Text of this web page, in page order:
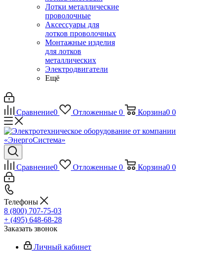
Лотки металлические
проволочные
Аксессуары для
лотков проволочных
Монтажные изделия
для лотков
металлических
Электродвигатели
Ещё
Сравнение0 Отложенные 0 Корзина0 0
Сравнение0 Отложенные 0 Корзина0 0
Телефоны
8 (800) 707-75-03
+ (495) 648-68-28
Заказать звонок
Личный кабинет